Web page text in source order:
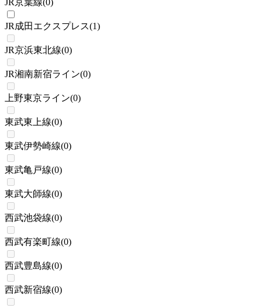
JR京葉線(0)
JR成田エクスプレス(1)
JR京浜東北線(0)
JR湘南新宿ライン(0)
上野東京ライン(0)
東武東上線(0)
東武伊勢崎線(0)
東武亀戸線(0)
東武大師線(0)
西武池袋線(0)
西武有楽町線(0)
西武豊島線(0)
西武新宿線(0)